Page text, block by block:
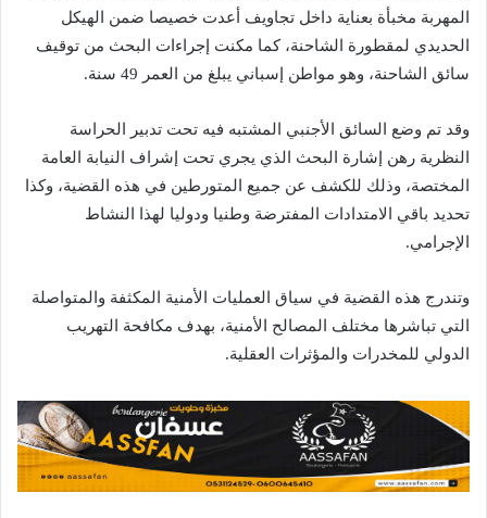
المهربة مخبأة بعناية داخل تجاويف أعدت خصيصا ضمن الهيكل
الحديدي لمقطورة الشاحنة، كما مكنت إجراءات البحث من توقيف
سائق الشاحنة، وهو مواطن إسباني يبلغ من العمر 49 سنة.
وقد تم وضع السائق الأجنبي المشتبه فيه تحت تدبير الحراسة
النظرية رهن إشارة البحث الذي يجري تحت إشراف النيابة العامة
المختصة، وذلك للكشف عن جميع المتورطين في هذه القضية، وكذا
تحديد باقي الامتدادات المفترضة وطنيا ودوليا لهذا النشاط
الإجرامي.
وتندرج هذه القضية في سياق العمليات الأمنية المكثفة والمتواصلة
التي تباشرها مختلف المصالح الأمنية، بهدف مكافحة التهريب
الدولي للمخدرات والمؤثرات العقلية.